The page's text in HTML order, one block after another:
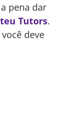
pena dar
Tutors.
deve